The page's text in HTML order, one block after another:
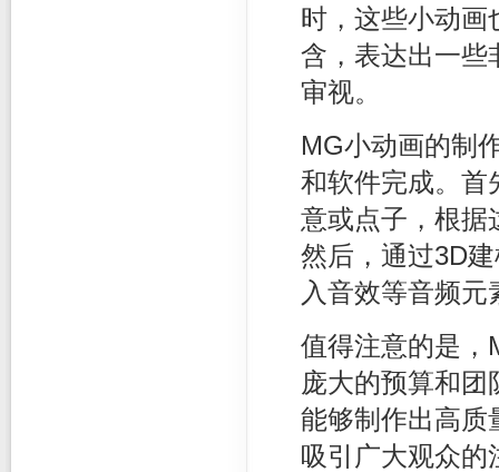
时，这些小动画
含，表达出一些
审视。
MG小动画的制
和软件完成。首
意或点子，根据
然后，通过3D
入音效等音频
值得注意的是，
庞大的预算和
能够制作出高质
吸引广大观众的